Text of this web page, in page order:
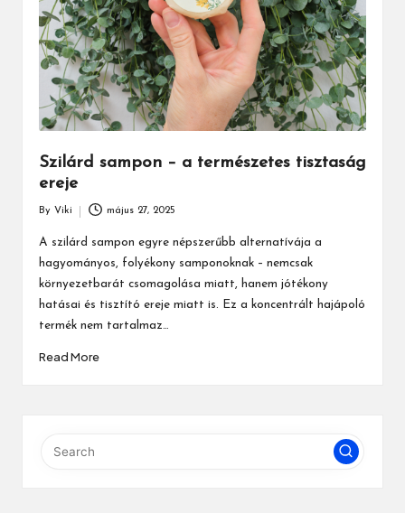
Szilárd sampon – a természetes tisztaság
ereje
by
By Viki május 27, 2025
A szilárd sampon egyre népszerűbb alternatívája a
hagyományos, folyékony samponoknak – nemcsak
környezetbarát csomagolása miatt, hanem jótékony
hatásai és tisztító ereje miatt is. Ez a koncentrált hajápoló
termék nem tartalmaz…
Read More